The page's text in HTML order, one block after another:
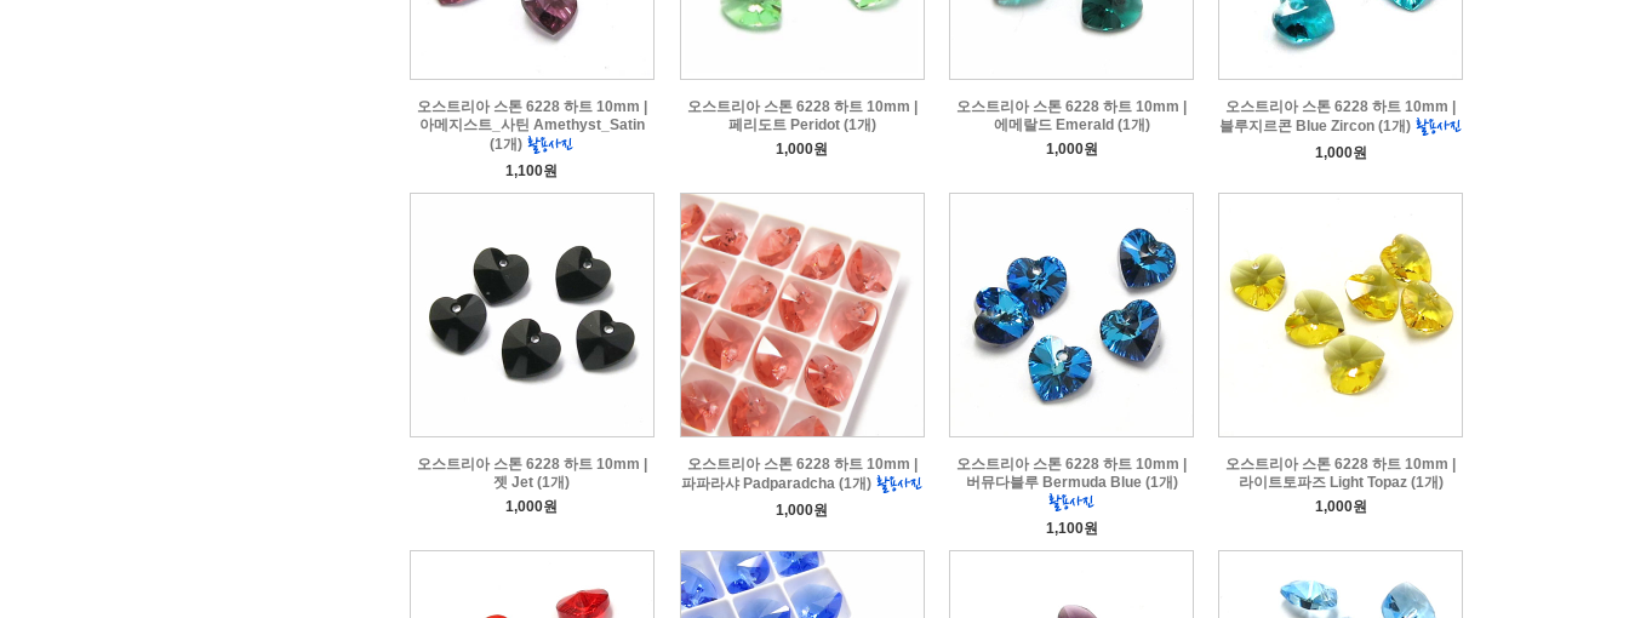
오스트리아 스톤 6228 하트 10mm |
아메지스트_사틴 Amethyst_Satin
(1개)
1,100원
오스트리아 스톤 6228 하트 10mm |
페리도트 Peridot (1개)
1,000원
오스트리아 스톤 6228 하트 10mm |
에메랄드 Emerald (1개)
1,000원
오스트리아 스톤 6228 하트 10mm |
블루지르콘 Blue Zircon (1개)
1,000원
오스트리아 스톤 6228 하트 10mm |
젯 Jet (1개)
1,000원
오스트리아 스톤 6228 하트 10mm |
파파라샤 Padparadcha (1개)
1,000원
오스트리아 스톤 6228 하트 10mm |
버뮤다블루 Bermuda Blue (1개)
1,100원
오스트리아 스톤 6228 하트 10mm |
라이트토파즈 Light Topaz (1개)
1,000원